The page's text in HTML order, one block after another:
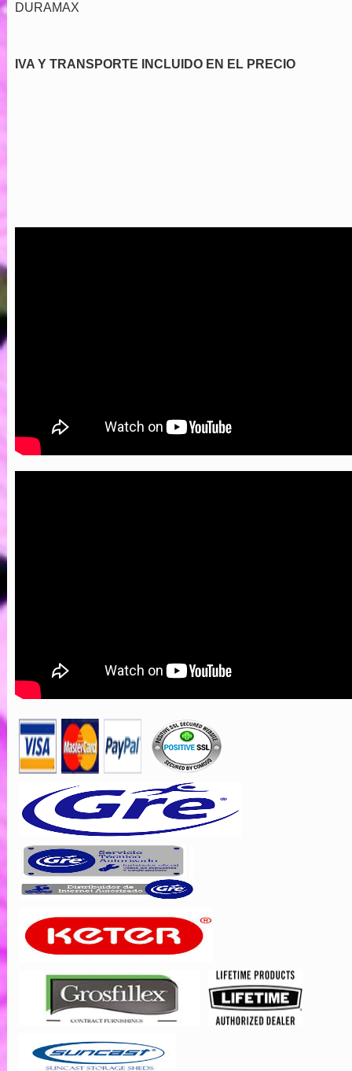
DURAMAX
IVA Y TRANSPORTE INCLUIDO EN EL PRECIO